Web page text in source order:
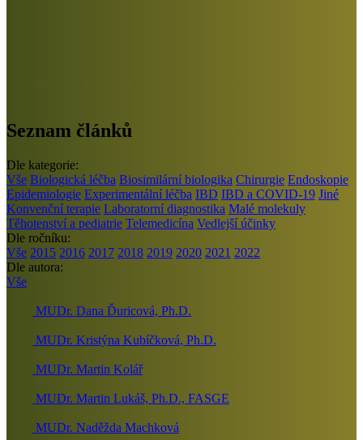
Seznam článků
Dle kategorie:
Vše Biologická léčba Biosimilární biologika Chirurgie Endoskopie
Epidemiologie Experimentální léčba IBD IBD a COVID-19 Jiné
Konvenční terapie Laboratorní diagnostika Malé molekuly
Těhotenství a pediatrie Telemedicína Vedlejší účinky
Dle ročníku:
Vše 2015 2016 2017 2018 2019 2020 2021 2022
Dle autora:
Vše
MUDr. Dana Ďuricová, Ph.D.
MUDr. Kristýna Kubíčková, Ph.D.
MUDr. Martin Kolář
MUDr. Martin Lukáš, Ph.D., FASGE
MUDr. Naděžda Machková